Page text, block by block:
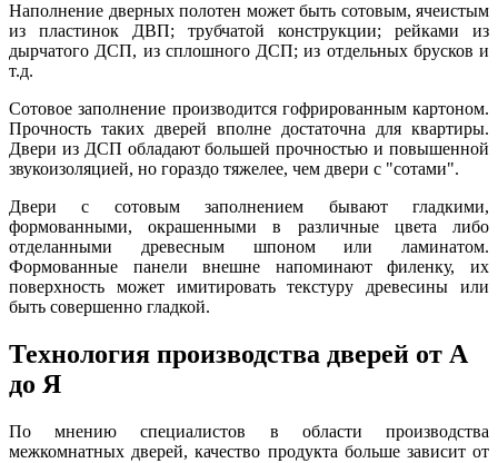
Наполнение дверных полотен может быть сотовым, ячеистым
из пластинок ДВП; трубчатой конструкции; рейками из
дырчатого ДСП, из сплошного ДСП; из отдельных брусков и
т.д.
Сотовое заполнение производится гофрированным картоном.
Прочность таких дверей вполне достаточна для квартиры.
Двери из ДСП обладают большей прочностью и повышенной
звукоизоляцией, но гораздо тяжелее, чем двери с "сотами".
Двери с сотовым заполнением бывают гладкими,
формованными, окрашенными в различные цвета либо
отделанными древесным шпоном или ламинатом.
Формованные панели внешне напоминают филенку, их
поверхность может имитировать текстуру древесины или
быть совершенно гладкой.
Технология производства дверей от А
до Я
По мнению специалистов в области производства
межкомнатных дверей, качество продукта больше зависит от